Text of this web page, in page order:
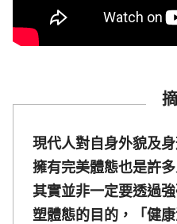
現代人對自身外貌及
擁有完美體態也是許
其實並非一定要透過
塑體態的目的，「健